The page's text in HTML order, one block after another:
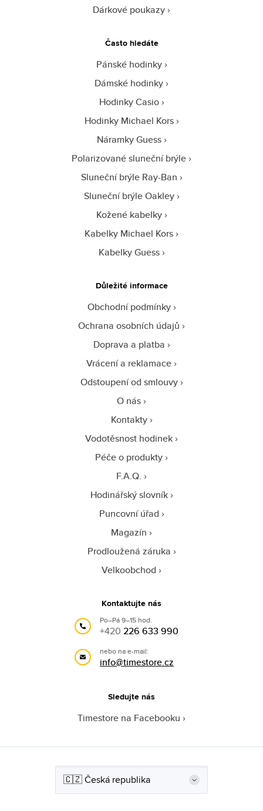
Dárkové poukazy
Často hledáte
Pánské hodinky
Dámské hodinky
Hodinky Casio
Hodinky Michael Kors
Náramky Guess
Polarizované sluneční brýle
Sluneční brýle Ray-Ban
Sluneční brýle Oakley
Kožené kabelky
Kabelky Michael Kors
Kabelky Guess
Důležité informace
Obchodní podmínky
Ochrana osobních údajů
Doprava a platba
Vrácení a reklamace
Odstoupení od smlouvy
O nás
Kontakty
Vodotěsnost hodinek
Péče o produkty
F.A.Q.
Hodinářský slovník
Puncovní úřad
Magazín
Prodloužená záruka
Velkoobchod
Kontaktujte nás
Po–Pá 9–15 hod.
+420 226 633 990
nebo na e-mail:
info@timestore.cz
Sledujte nás
Timestore na Facebooku